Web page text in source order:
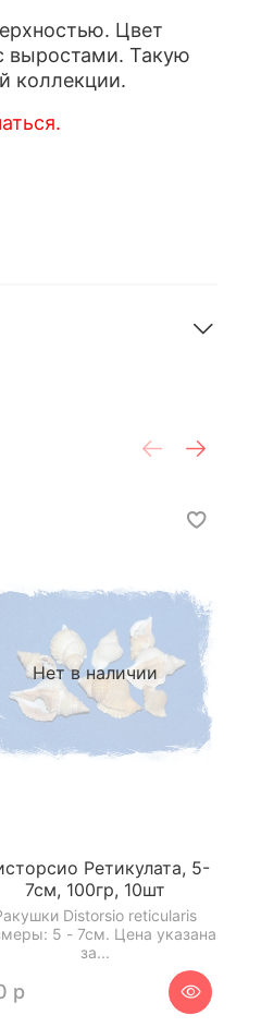
Цвет
выростами. Такую
коллекции.
Нет в наличии
Ретикулата, 5-
7см, 100гр, 10шт
Distorsio reticularis
5 - 7см. Цена указана
за...
р